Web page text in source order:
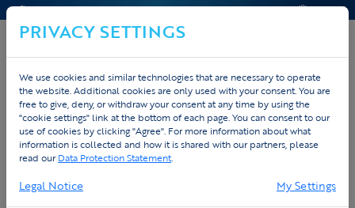
CONTACT & HELP OFFERTE
Home Custom Fietskleding op maat Suits
Custom
wielercollectie –
PRIVACY SETTINGS
We use cookies and similar technologies that are necessary to operate
the website. Additional cookies are only used with your consent. You are
free to give, deny, or withdraw your consent at any time by using the
"cookie settings" link at the bottom of each page. You can consent to our
use of cookies by clicking "Agree". For more information about what
information is collected and how it is shared with our partners, please
read ourData Protection Statement.
Legal Notice My Settings